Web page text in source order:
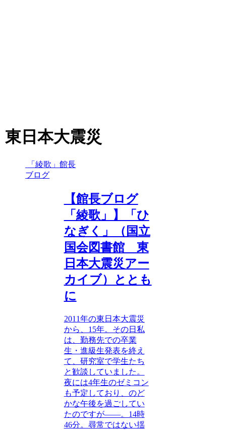
東日本大震災
「綾歌」館長
ブログ
【館長ブログ
「綾歌」】「ひ
なぎく」（国立
国会図書館 東
日本大震災アー
カイブ）ととも
に
2011年の東日本大震災
から、15年。その日私
は、勤務先での卒業
生・進級生発表を終え
て、研究室で学生たち
と歓談していました。
夜には4年生のゼミコン
も予定しており、のど
かな午後を過ごしてい
たのですが――。14時
46分。尋常ではない揺